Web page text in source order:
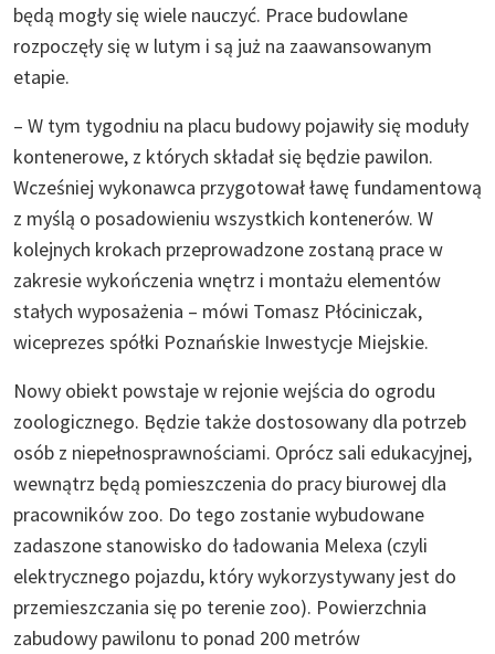
będą mogły się wiele nauczyć. Prace budowlane
rozpoczęły się w lutym i są już na zaawansowanym
etapie.
– W tym tygodniu na placu budowy pojawiły się moduły
kontenerowe, z których składał się będzie pawilon.
Wcześniej wykonawca przygotował ławę fundamentową
z myślą o posadowieniu wszystkich kontenerów. W
kolejnych krokach przeprowadzone zostaną prace w
zakresie wykończenia wnętrz i montażu elementów
stałych wyposażenia – mówi Tomasz Płóciniczak,
wiceprezes spółki Poznańskie Inwestycje Miejskie.
Nowy obiekt powstaje w rejonie wejścia do ogrodu
zoologicznego. Będzie także dostosowany dla potrzeb
osób z niepełnosprawnościami. Oprócz sali edukacyjnej,
wewnątrz będą pomieszczenia do pracy biurowej dla
pracowników zoo. Do tego zostanie wybudowane
zadaszone stanowisko do ładowania Melexa (czyli
elektrycznego pojazdu, który wykorzystywany jest do
przemieszczania się po terenie zoo). Powierzchnia
zabudowy pawilonu to ponad 200 metrów